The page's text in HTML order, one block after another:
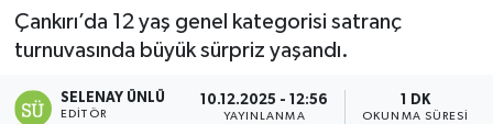
Çankırı’da 12 yaş genel kategorisi satranç
turnuvasında büyük sürpriz yaşandı.
SELENAY ÜNLÜ
EDITÖR
10.12.2025 - 12:56
YAYINLANMA
1 DK
OKUNMA SÜRESI